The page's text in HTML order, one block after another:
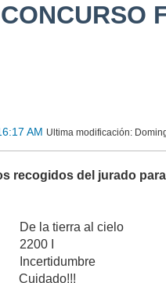
AM Ultima modificación:
recogidos del jurado
la tierra al cielo
2200 I